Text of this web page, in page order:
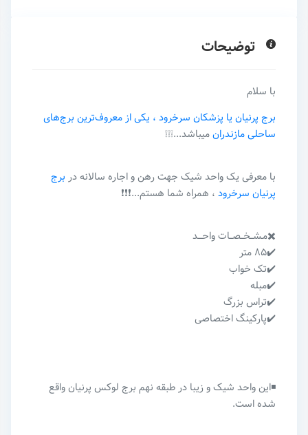
توضیحات
با سلام
برج پرنیان یا پزشکان سرخرود ، یکی از معروف‌ترین برج‌های
ساحلی مازندرانمیباشد...❕❕❕
با معرفی یک واحد شیک جهت رهن و اجاره سالانه در برج
پرنیان سرخرود ، همراه شما هستم...❗️❗️❗️
✖️مـشــخــصــات واحـــد
✔️۸۵ متر
✔️تک خواب
✔️مبله
✔️تراس بزرگ
✔️پارکینگ اختصاصی
◾️این واحد شیک و زیبا در طبقه نهم برج لوکس پرنیان واقع
شده است.